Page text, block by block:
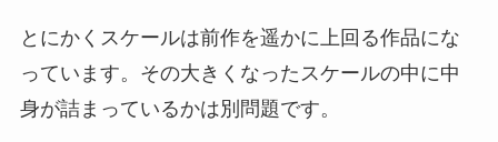
とにかくスケールは前作を遥かに上回る作品にな
っています。その大きくなったスケールの中に中
身が詰まっているかは別問題です。